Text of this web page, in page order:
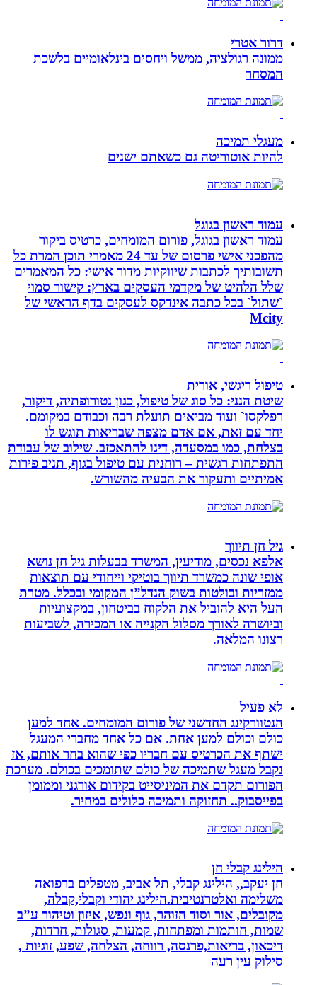
דרור אטרי
ממונה רגולציה, ממשל ויחסים בינלאומיים בלשכת
המסחר
מעגלי תמיכה
להיות אוטוריטה גם כשאתם ישנים
עמוד ראשון בגוגל
עמוד ראשון בגוגל, פורום המומחים, כרטיס ביקור
מהפכני אישי פרסום של עד 24 מאמרי תוכן המרת כל
תשובותיך לכתבות שיווקיות מדור אישי: כל המאמרים
שלל הלהיט של מקדמי העסקים בארץ: קישור סמוי
`שתול` בכל כתבה אינדקס לעסקים בדף הראשי של
Mcity
טיפול ריגשי, אורית
שיטת הנני: כל סוג של טיפול, כגון נטורופתיה, דיקור,
רפלקסו` ועוד מביאים תועלת רבה וכבודם במקומם.
יחד עם זאת, אם אדם מצפה שבריאות תוגש לו
בצלחת, כמו במסעדה, דינו להתאכזב. שילוב של עבודת
התפתחות רגשית – רוחנית עם טיפול בגוף, תניב פירות
אמיתיים ותעקור את הבעיה מהשורש.
גיל חן תיווך
אלפא נכסים, מודיעין, המשרד בבעלות גיל חן נושא
אופי שונה כמשרד תיווך בוטיקי וייחודי עם תוצאות
ממזריות ובולטות בשוק הנדל”ן המקומי ובכלל. מטרת
העל היא להוביל את הלקוח בביטחון, במקצועיות
וביושרה לאורך מסלול הקנייה או המכירה, לשביעות
רצונו המלאה.
לא פעיל
הנטוורקינג החדשני של פורום המומחים. אחד למען
כולם וכולם למען אחת. אם כל אחד מחברי המעגל
ישתף את הכרטיס עם חבריו כפי שהוא בחר אותם, אז
נקבל מעגל שתמיכה של כולם שתומכים בכולם. מערכת
הפורום תקדם את המיניסייט בקידום אורגני וממומן
בפייסבוק.. תחזוקה ותמיכה כלולים במחיר.
הילינג קבלי חן
חן יעקב,, הילינג קבלי, תל אביב, מטפלים ברפואה
משלימה ואלטרנטיבית.הילינג יהודי וקבלי,קבלה,
מקובלים, אור וסוד הזוהר, גוף ונפש, איזון וטיהור ע”ב
שמות, חותמות ומפתחות, קמעות, סגולות, חרדות,
דיכאון, בריאות,פרנסה, רווחה, הצלחה, שפע, זוגיות ,
סילוק עין רעה